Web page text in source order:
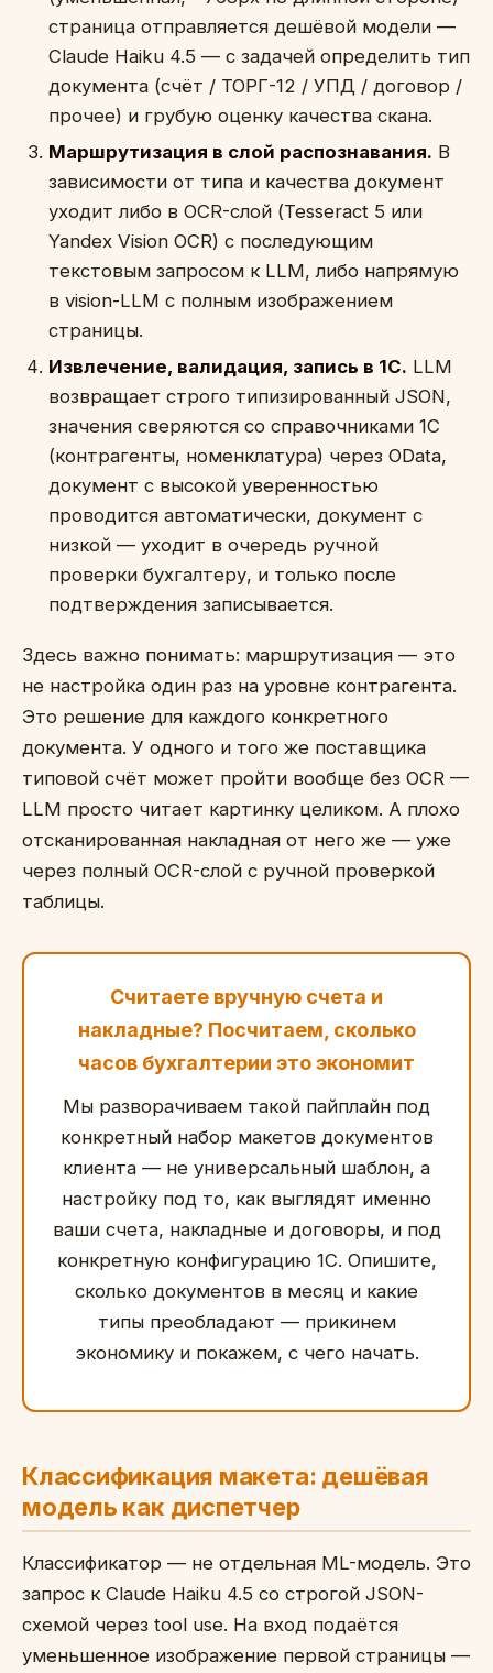
страница отправляется дешёвой модели —
Claude Haiku 4.5 — с задачей определить тип
документа (счёт / ТОРГ-12 / УПД / договор /
прочее) и грубую оценку качества скана.
Маршрутизация в слой распознавания. В
зависимости от типа и качества документ
уходит либо в OCR-слой (Tesseract 5 или
Yandex Vision OCR) с последующим
текстовым запросом к LLM, либо напрямую
в vision-LLM с полным изображением
страницы.
Извлечение, валидация, запись в 1С. LLM
возвращает строго типизированный JSON,
значения сверяются со справочниками 1С
(контрагенты, номенклатура) через OData,
документ с высокой уверенностью
проводится автоматически, документ с
низкой — уходит в очередь ручной
проверки бухгалтеру, и только после
подтверждения записывается.
Здесь важно понимать: маршрутизация — это
не настройка один раз на уровне контрагента.
Это решение для каждого конкретного
документа. У одного и того же поставщика
типовой счёт может пройти вообще без OCR —
LLM просто читает картинку целиком. А плохо
отсканированная накладная от него же — уже
через полный OCR-слой с ручной проверкой
таблицы.
Считаете вручную счета и
накладные? Посчитаем, сколько
часов бухгалтерии это экономит
Мы разворачиваем такой пайплайн под
конкретный набор макетов документов
клиента — не универсальный шаблон, а
настройку под то, как выглядят именно
ваши счета, накладные и договоры, и под
конкретную конфигурацию 1С. Опишите,
сколько документов в месяц и какие
типы преобладают — прикинем
экономику и покажем, с чего начать.
Классификация макета: дешёвая
модель как диспетчер
Классификатор — не отдельная ML-модель. Это
запрос к Claude Haiku 4.5 со строгой JSON-
схемой через tool use. На вход подаётся
уменьшенное изображение первой страницы —